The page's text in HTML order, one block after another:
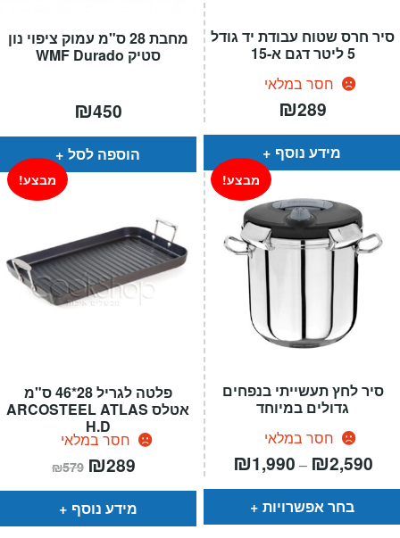
מחבת 28 ס"מ עמוק ציפוי נון
סטיק WMF Durado
₪450
הוספה לסל
סיר חרס שטוח עבודת יד גודל
5 ליטר דגם א-15
חסר במלאי
₪289
מידע נוסף
פלטה לגריל 28*46 ס"מ
אטלס ARCOSTEEL ATLAS
H.D
חסר במלאי
מבצע!
₪579 המחיר
המקורי
היה:
₪579.
₪289
הוא:
מידע נוסף
סיר לחץ תעשייתי בנפחים
גדולים במיוחד
חסר במלאי
מבצע!
₪1,990 – ₪2,590טווח
⁦₪1,990⁩
בחר אפשרויות